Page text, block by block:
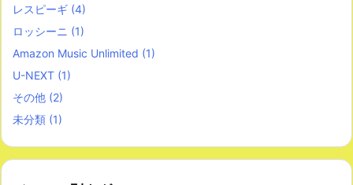
レスピーギ (4)
ロッシーニ (1)
Amazon Music Unlimited (1)
U-NEXT (1)
その他 (2)
未分類 (1)